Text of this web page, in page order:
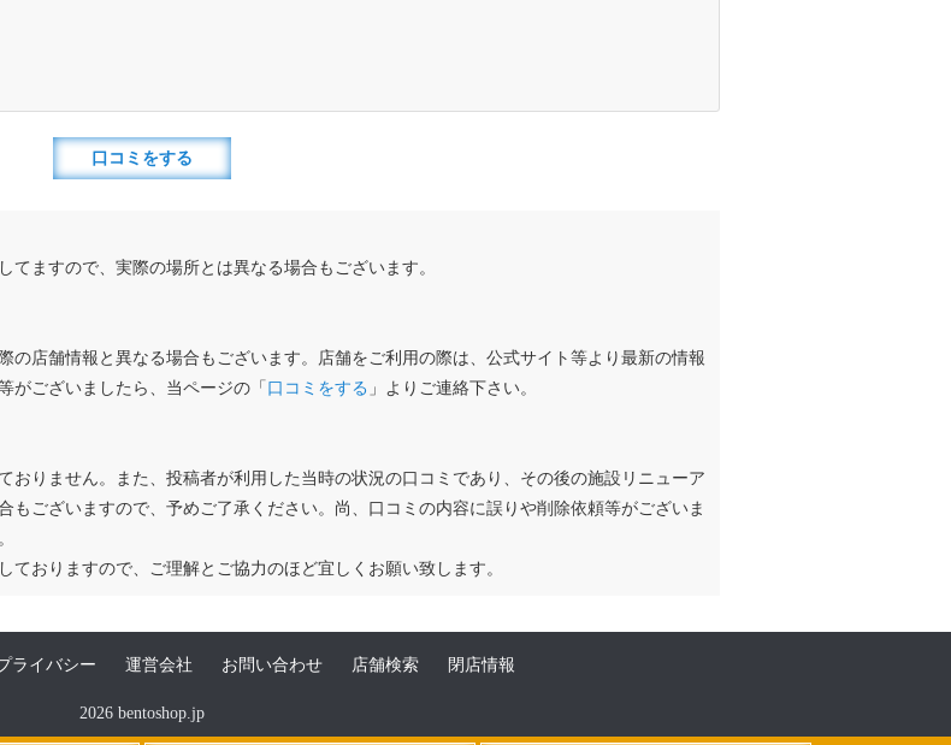
口コミをする
ますので、実際の場所とは異なる場合もございます。
の店舗情報と異なる場合もございます。店舗をご利用の際は、公式サイト等より最新の情報
がございましたら、当ページの「 口コミをする 」よりご連絡下さい。
おりません。また、投稿者が利用した当時の状況の口コミであり、その後の施設リニューア
もございますので、予めご了承ください。尚、口コミの内容に誤りや削除依頼等がございま
おりますので、ご理解とご協力のほど宜しくお願い致します。
ライバシー 運営会社 お問い合わせ 店舗検索 閉店情報
2026 bentoshop.jp